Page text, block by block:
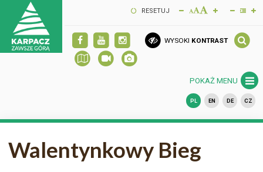
RESETUJ
WYSOKI KONTRAST
POKAŻ MENU
PL EN DE CZ
Walentynkowy Bieg